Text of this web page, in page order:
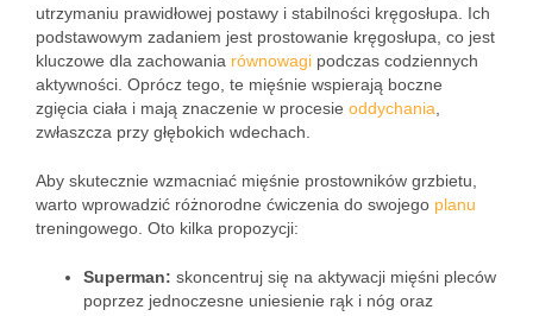
utrzymaniu prawidłowej postawy i stabilności kręgosłupa. Ich
podstawowym zadaniem jest prostowanie kręgosłupa, co jest
kluczowe dla zachowania równowagi podczas codziennych
aktywności. Oprócz tego, te mięśnie wspierają boczne
zgięcia ciała i mają znaczenie w procesie oddychania
zwłaszcza przy głębokich wdechach.
Aby skutecznie wzmacniać mięśnie prostowników grzbietu,
warto wprowadzić różnorodne ćwiczenia do swojego planu
treningowego. Oto kilka propozycji:
Superman: skoncentruj się na aktywacji mięśni pleców
poprzez jednoczesne uniesienie rąk i nóg oraz